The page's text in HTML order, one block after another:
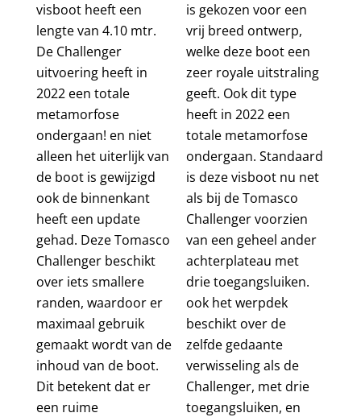
visboot heeft een
lengte van 4.10 mtr.
De Challenger
uitvoering heeft in
2022 een totale
metamorfose
ondergaan! en niet
alleen het uiterlijk van
de boot is gewijzigd
ook de binnenkant
heeft een update
gehad. Deze Tomasco
Challenger beschikt
over iets smallere
randen, waardoor er
maximaal gebruik
gemaakt wordt van de
inhoud van de boot.
Dit betekent dat er
een ruime
is gekozen voor een
vrij breed ontwerp,
welke deze boot een
zeer royale uitstraling
geeft. Ook dit type
heeft in 2022 een
totale metamorfose
ondergaan. Standaard
is deze visboot nu net
als bij de Tomasco
Challenger voorzien
van een geheel ander
achterplateau met
drie toegangsluiken.
ook het werpdek
beschikt over de
zelfde gedaante
verwisseling als de
Challenger, met drie
toegangsluiken, en